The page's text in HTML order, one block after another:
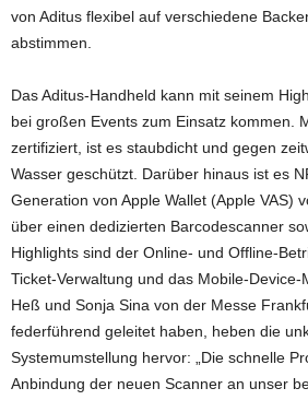
von Aditus flexibel auf verschiedene
abstimmen.
Das Aditus-Handheld kann mit seinem
bei großen Events zum Einsatz kommen.
zertifiziert, ist es staubdicht und gegen
Wasser geschützt. Darüber hinaus ist es
Generation von Apple Wallet (Apple VAS)
über einen dedizierten Barcodescanner
Highlights sind der Online- und Offline-
Ticket-Verwaltung und das Mobile-
Heß und Sonja Sina von der Messe
federführend geleitet haben, heben die
Systemumstellung hervor: „Die schnelle
Anbindung der neuen Scanner an unser